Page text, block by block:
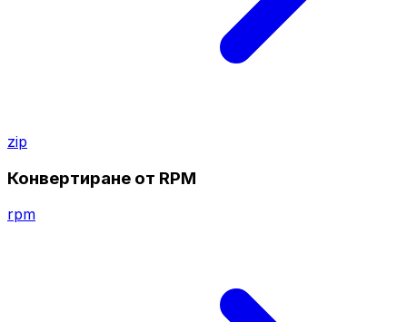
zip
Конвертиране от RPM
rpm